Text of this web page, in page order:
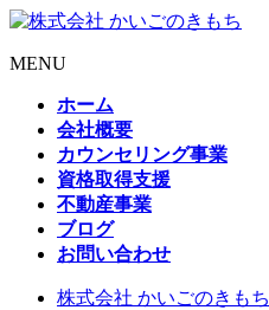
MENU
ホーム
会社概要
カウンセリング事業
資格取得支援
不動産事業
ブログ
お問い合わせ
株式会社 かいごのきもち